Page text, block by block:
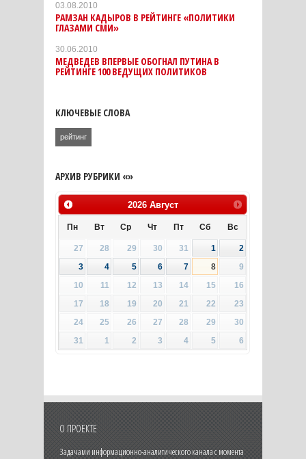
03.08.2010
РАМЗАН КАДЫРОВ В РЕЙТИНГЕ «ПОЛИТИКИ
ГЛАЗАМИ СМИ»
30.06.2010
МЕДВЕДЕВ ВПЕРВЫЕ ОБОГНАЛ ПУТИНА В
РЕЙТИНГЕ 100 ВЕДУЩИХ ПОЛИТИКОВ
КЛЮЧЕВЫЕ СЛОВА
рейтинг
АРХИВ РУБРИКИ «»
2026 Август
Пн Вт Ср Чт Пт Сб Вс
27 28 29 30 31 1
2
3
4 5 6 7 8
9
10
11 12 13 14 15
16
17
18 19 20 21 22
23
24
25 26 27 28 29
30
31
1 2 3 4 5 6
О ПРОЕКТЕ
Задачами информационно-аналитического канала с момента